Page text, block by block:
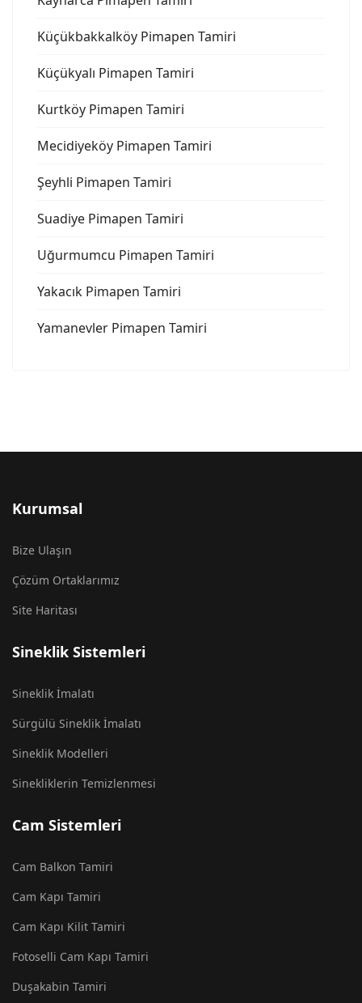
Küçükbakkalköy Pimapen Tamiri
Küçükyalı Pimapen Tamiri
Kurtköy Pimapen Tamiri
Mecidiyeköy Pimapen Tamiri
Şeyhli Pimapen Tamiri
Suadiye Pimapen Tamiri
Uğurmumcu Pimapen Tamiri
Yakacık Pimapen Tamiri
Yamanevler Pimapen Tamiri
Kurumsal
Bize Ulaşın
Çözüm Ortaklarımız
Site Haritası
Sineklik Sistemleri
Sineklik İmalatı
Sürgülü Sineklik İmalatı
Sineklik Modelleri
Sinekliklerin Temizlenmesi
Cam Sistemleri
Cam Balkon Tamiri
Cam Kapı Tamiri
Cam Kapı Kilit Tamiri
Fotoselli Cam Kapı Tamiri
Duşakabin Tamiri